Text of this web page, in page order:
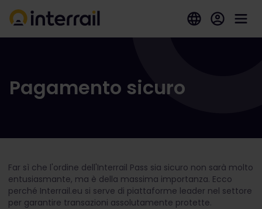
Pagamento sicuro
Far sì che l'ordine dell'Interrail Pass sia sicuro non sarà molto
entusiasmante, ma è della massima importanza. Ecco
perché Interrail.eu si serve di piattaforme leader nel settore
per garantire transazioni assolutamente protette.